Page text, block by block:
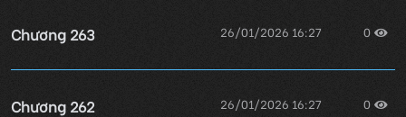
Chương 263 26/01/2026 16:27 0
Chương 262 26/01/2026 16:27 0